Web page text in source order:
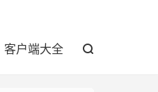
客户端大全 